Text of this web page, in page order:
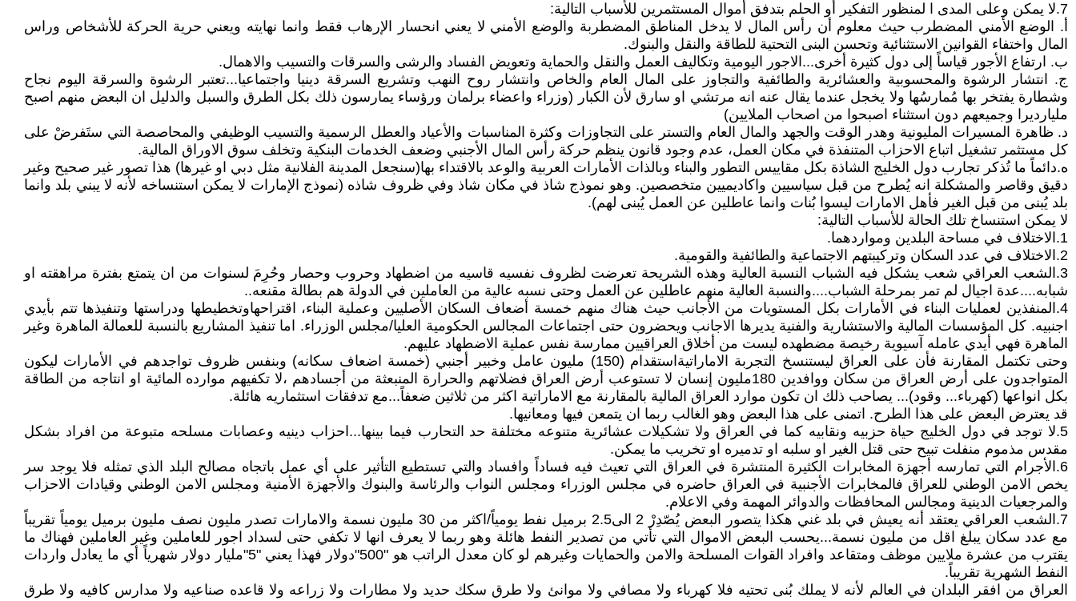
7.لا يمكن وعلى المدى ا لمنظور التفكير أو الحلم بتدفق أموال المستثمرين للأسباب التالية:
أ. الوضع الأمني المضطرب حيث معلوم أن رأس المال لا يدخل المناطق المضطربة والوضع الأمني لا يعني انحسار الإرهاب فقط وانما نهايته ويعني حرية الحركة للأشخاص وراس
المال واختفاء القوانين الاستثنائية وتحسن البنى التحتية للطاقة والنقل والبنوك.
ب. ارتفاع الأجور قياساً إلى دول كثيرة أخرى...الاجور اليومية وتكاليف العمل والنقل والحماية وتعويض الفساد والرشى والسرقات والتسيب والاهمال.
ج. انتشار الرشوة والمحسوبية والعشائرية والطائفية والتجاوز على المال العام والخاص وانتشار روح النهب وتشريع السرقة دينيا واجتماعيا...تعتبر الرشوة والسرقة اليوم نجاح
وشطارة يفتخر بها مُمارسُها ولا يخجل عندما يقال عنه انه مرتشي او سارق لأن الكبار (وزراء واعضاء برلمان ورؤساء يمارسون ذلك بكل الطرق والسبل والدليل ان البعض منهم اصبح
مليارديرا وجميعهم دون استثناء اصبحوا من اصحاب الملايين)
د. ظاهرة المسيرات المليونية وهدر الوقت والجهد والمال العام والتستر على التجاوزات وكثرة المناسبات والأعياد والعطل الرسمية والتسيب الوظيفي والمحاصصة التي ستَفرضْ على
كل مستثمر تشغيل اتباع الاحزاب المتنفذة في مكان العمل، عدم وجود قانون ينظم حركة رأس المال الأجنبي وضعف الخدمات البنكية وتخلف سوق الاوراق المالية.
ه.دائماً ما تُذكر تجارب دول الخليج الشاذة بكل مقاييس التطور والبناء وبالذات الأمارات العربية والوعد بالاقتداء بها(سنجعل المدينة الفلانية مثل دبي او غيرها) هذا تصور غير صحيح وغير
دقيق وقاصر والمشكلة انه يُطرح من قبل سياسيين واكاديميين متخصصين. وهو نموذج شاذ في مكان شاذ وفي ظروف شاذه (نموذج الإمارات لا يمكن استنساخه لأنه لا يبني بلد وانما
بلد يُبنى من قبل الغير فأهل الامارات ليسوا بُنات وانما عاطلين عن العمل يُبنى لهم).
لا يمكن استنساخ تلك الحالة للأسباب التالية:
1.الاختلاف في مساحة البلدين ومواردهما.
2.الاختلاف في عدد السكان وتركيبتهم الاجتماعية والطائفية والقومية.
3.الشعب العراقي شعب يشكل فيه الشباب النسبة العالية وهذه الشريحة تعرضت لظروف نفسيه قاسيه من اضطهاد وحروب وحصار وحُرِمَ لسنوات من ان يتمتع بفترة مراهقته او
شبابه....عدة اجيال لم تمر بمرحلة الشباب....والنسبة العالية منهم عاطلين عن العمل وحتى نسبه عالية من العاملين في الدولة هم بطالة مقنعه..
4.المنفذين لعمليات البناء في الأمارات بكل المستويات من الأجانب حيث هناك منهم خمسة أضعاف السكان الأصليين وعملية البناء، اقتراحهاوتخطيطها ودراستها وتنفيذها تتم بأيدي
اجنبيه. كل المؤسسات المالية والاستشارية والفنية يديرها الاجانب ويحضرون حتى اجتماعات المجالس الحكومية العليا/مجلس الوزراء. اما تنفيذ المشاريع بالنسبة للعمالة الماهرة وغير
الماهرة فهي أيدي عامله آسيوية رخيصة مضطهده ليست من أخلاق العراقيين ممارسة نفس عملية الاضطهاد عليهم.
وحتى تكتمل المقارنة فأن على العراق ليستنسخ التجربة الاماراتيةاستقدام (150) مليون عامل وخبير أجنبي (خمسة اضعاف سكانه) وبنفس ظروف تواجدهم في الأمارات ليكون
المتواجدون على أرض العراق من سكان ووافدين 180مليون إنسان لا تستوعب أرض العراق فضلاتهم والحرارة المنبعثة من أجسادهم ،لا تكفيهم موارده المائية او انتاجه من الطاقة
بكل انواعها (كهرباء... وقود)... يصاحب ذلك ان تكون موارد العراق المالية بالمقارنة مع الاماراتية اكثر من ثلاثين ضعفاً...مع تدفقات استثماريه هائلة.
قد يعترض البعض على هذا الطرح. اتمنى على هذا البعض وهو الغالب ربما ان يتمعن فيها ومعانيها.
5.لا توجد في دول الخليج حياة حزبيه ونقابيه كما في العراق ولا تشكيلات عشائرية متنوعه مختلفة حد التحارب فيما بينها...احزاب دينيه وعصابات مسلحه متبوعة من افراد بشكل
مقدس مذموم منفلت تبيح حتى قتل الغير او سلبه او تدميره او تخريب ما يمكن.
6.الأجرام التي تمارسه أجهزة المخابرات الكثيرة المنتشرة في العراق التي تعيث فيه فساداً وافساد والتي تستطيع التأثير على أي عمل باتجاه مصالح البلد الذي تمثله فلا يوجد سر
يخص الامن الوطني للعراق فالمخابرات الأجنبية في العراق حاضره في مجلس الوزراء ومجلس النواب والرئاسة والبنوك والأجهزة الأمنية ومجلس الامن الوطني وقيادات الاحزاب
والمرجعيات الدينية ومجالس المحافظات والدوائر المهمة وفي الاعلام.
7.الشعب العراقي يعتقد أنه يعيش في بلد غني هكذا يتصور البعض يُصّدِرْ 2 الى2.5 برميل نفط يومياً/اكثر من 30 مليون نسمة والامارات تصدر مليون نصف مليون برميل يومياً تقريباً
مع عدد سكان يبلغ اقل من مليون نسمة...يحسب البعض الاموال التي تأتي من تصدير النفط هائلة وهو ربما لا يعرف انها لا تكفي حتى لسداد اجور للعاملين وغير العاملين فهناك ما
يقترب من عشرة ملايين موظف ومتقاعد وافراد القوات المسلحة والامن والحمايات وغيرهم لو كان معدل الراتب هو "500"دولار فهذا يعني "5"مليار دولار شهرياً أي ما يعادل واردات
النفط الشهرية تقريباً.
العراق من افقر البلدان في العالم لأنه لا يملك بُنى تحتيه فلا كهرباء ولا مصافي ولا موانئ ولا طرق سكك حديد ولا مطارات ولا زراعه ولا قاعده صناعيه ولا مدارس كافيه ولا طرق